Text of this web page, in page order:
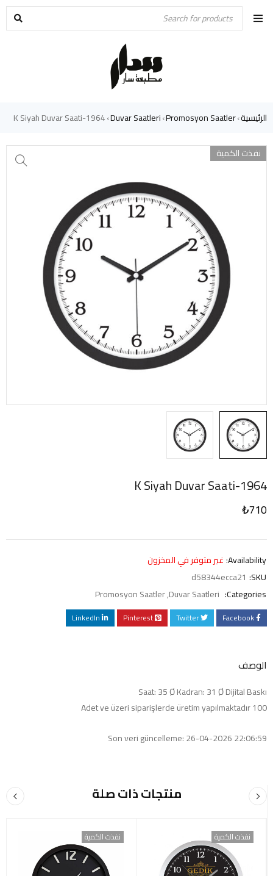
الرئيسية›
Promosyon Saatler
›
Duvar Saatleri
›
1964-K Siyah Duvar Saati
نفذت الكمية
1964-K Siyah Duvar Saati
₺710
Availability: غير متوفر في المخزون
SKU:
d58344ecca21
Categories:
Duvar Saatleri
,
Promosyon Saatler
Facebook
Twitter
Pinterest
LinkedIn
الوصف
Saat: 35 Ø Kadran: 31 Ø Dijital Baskı
100 Adet ve üzeri siparişlerde üretim yapılmaktadır
Son veri güncelleme: 26-04-2026 22:06:59
منتجات ذات صلة
نفذت الكمية نفذت الكمية